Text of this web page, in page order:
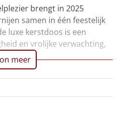
brengt in 2025
samen in één feestelijk
luxe kerstdoos is een
en vrolijke verwachting,
meer